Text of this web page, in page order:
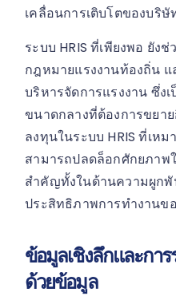
เคลื่อนการเติบโตของบริษั
ระบบ HRIS ที่เพียงพอ ยั
กฎหมายแรงงานท้องถิ่น
บริหารจัดการแรงงาน ซึ่ง
ขนาดกลางที่ต้องการขยา
ลงทุนในระบบ HRIS ที่เห
สามารถปลดล็อกศักยภาพ
สำคัญทั้งในด้านความผูก
ประสิทธิภาพการทำงานข
ข้อมูลเชิงลึกและกา
ด้วยข้อมูล